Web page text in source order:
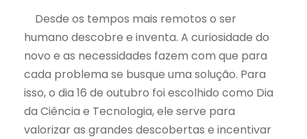
Desde os tempos mais remotos o ser
humano descobre e inventa. A curiosidade do
novo e as necessidades fazem com que para
cada problema se busque uma solução. Para
isso, o dia 16 de outubro foi escolhido como Dia
da Ciência e Tecnologia, ele serve para
valorizar as grandes descobertas e incentivar